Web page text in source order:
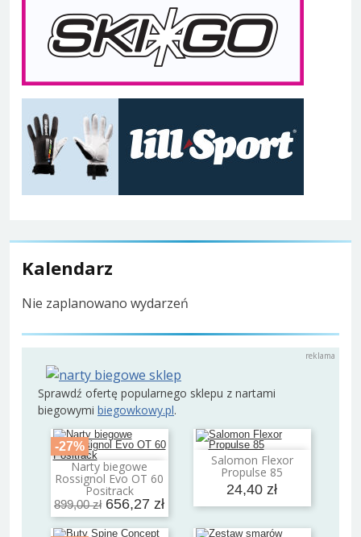
Kalendarz
Nie zaplanowano wydarzeń
Sprawdź ofertę popularnego sklepu z nartami
biegowymi biegowkowy.pl.
-27%
Narty biegowe
Rossignol Evo OT 60
Positrack
899,00 zł 656,27 zł
Dodaj do koszyka
Salomon Flexor
Propulse 85
24,40 zł
Dodaj do koszyka